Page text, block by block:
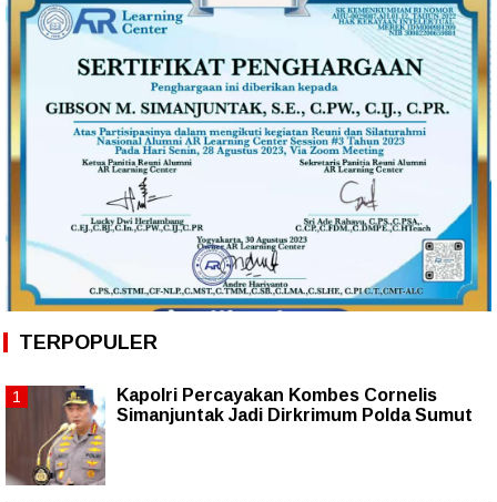
TERPOPULER
Kapolri Percayakan Kombes Cornelis
Simanjuntak Jadi Dirkrimum Polda Sumut